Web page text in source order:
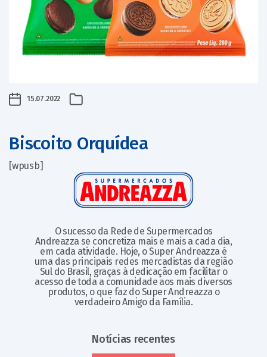
15.07.2022
Biscoito Orquídea
[wpusb]
O sucesso da Rede de Supermercados
Andreazza se concretiza mais e mais a cada dia,
em cada atividade. Hoje, o Super Andreazza é
uma das principais redes mercadistas da região
Sul do Brasil, graças à dedicação em facilitar o
acesso de toda a comunidade aos mais diversos
produtos, o que faz do Super Andreazza o
verdadeiro Amigo da Família.
Notícias recentes